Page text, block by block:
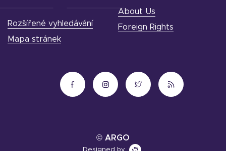
About Us
Foreign Rights
Rozšířené vyhledávání
Mapa stránek
© ARGO